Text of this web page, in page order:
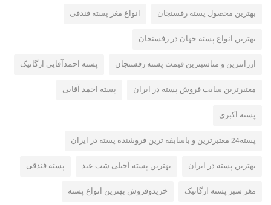
بهترین محصول پسته رفسنجان انواع مغز پسته فندقی
بهترین انواع پسته جهان در رفسنجان
ارزانترین و مناسبترین قیمت پسته رفسنجان پسته احمدآقایی ارگانیک
معتبرترین سایت فروش پسته در ایران پسته احمد آقایی
پسته اکبری
پسته24 معتبرترین و باسابقه ترین فروشنده پسته در ایران
بهترین پسته در ایران بهترین پسته آجیلی شب عید پسته فندقی
مغز سبز پسته ارگانیک خریدوفروش بهترین انواع پسته